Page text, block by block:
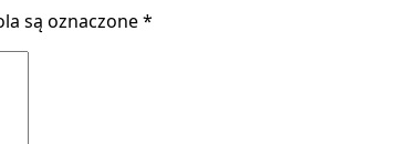
są oznaczone*